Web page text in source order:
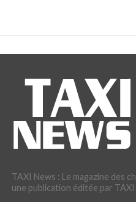
TAXI News : Le magazine des
une publication éditée par